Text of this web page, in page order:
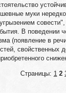
муки
В поведении
(появление в
свойственных
Страницы: 1 2